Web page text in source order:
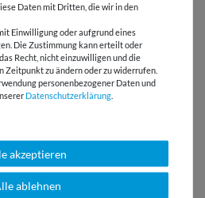
ab 60 € -
mit DHL
in 24h
Daten mit Dritten, die wir in den
Einwilligung oder aufgrund eines
Die Zustimmung kann erteilt oder
Recht, nicht einzuwilligen und die
Zeitpunkt zu ändern oder zu widerrufen.
personenbezogener Daten und
Daten­schutz­erklärung
akzeptieren
ablehnen